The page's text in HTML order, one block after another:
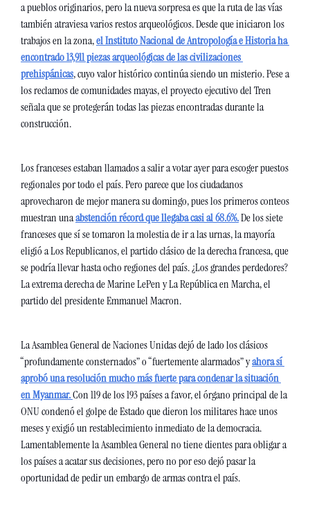
a pueblos originarios, pero la nueva sorpresa es que la ruta de las vías
también atraviesa varios restos arqueológicos. Desde que iniciaron los
trabajos en la zona, el Instituto Nacional de Antropología e Historia ha
encontrado 13,911 piezas arqueológicas de las civilizaciones
prehispánicas, cuyo valor histórico continúa siendo un misterio. Pese a
los reclamos de comunidades mayas, el proyecto ejecutivo del Tren
señala que se protegerán todas las piezas encontradas durante la
construcción.
Los franceses estaban llamados a salir a votar ayer para escoger puestos
regionales por todo el país. Pero parece que los ciudadanos
aprovecharon de mejor manera su domingo, pues los primeros conteos
muestran una abstención récord que llegaba casi al 68.6%. De los siete
franceses que sí se tomaron la molestia de ir a las urnas, la mayoría
eligió a Los Republicanos, el partido clásico de la derecha francesa, que
se podría llevar hasta ocho regiones del país. ¿Los grandes perdedores?
La extrema derecha de Marine LePen y La República en Marcha, el
partido del presidente Emmanuel Macron.
La Asamblea General de Naciones Unidas dejó de lado los clásicos
“profundamente consternados” o “fuertemente alarmados” y ahora sí
aprobó una resolución mucho más fuerte para condenar la situación
en Myanmar. Con 119 de los 193 países a favor, el órgano principal de la
ONU condenó el golpe de Estado que dieron los militares hace unos
meses y exigió un restablecimiento inmediato de la democracia.
Lamentablemente la Asamblea General no tiene dientes para obligar a
los países a acatar sus decisiones, pero no por eso dejó pasar la
oportunidad de pedir un embargo de armas contra el país.